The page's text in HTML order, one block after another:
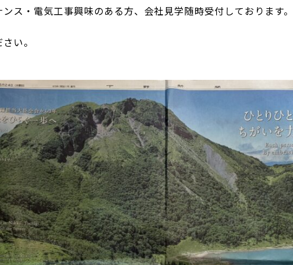
ス・電気工事興味のある方、会社見学随時受付しております。
い。